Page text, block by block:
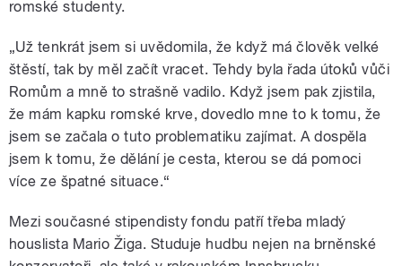
romské studenty.
„Už tenkrát jsem si uvědomila, že když má člověk velké
štěstí, tak by měl začít vracet. Tehdy byla řada útoků vůči
Romům a mně to strašně vadilo. Když jsem pak zjistila,
že mám kapku romské krve, dovedlo mne to k tomu, že
jsem se začala o tuto problematiku zajímat. A dospěla
jsem k tomu, že dělání je cesta, kterou se dá pomoci
více ze špatné situace.“
Mezi současné stipendisty fondu patří třeba mladý
houslista Mario Žiga. Studuje hudbu nejen na brněnské